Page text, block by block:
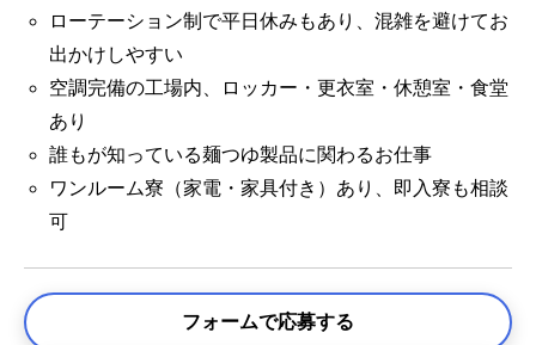
ローテーション制で平日休みもあり、混雑を避けてお
出かけしやすい
空調完備の工場内、ロッカー・更衣室・休憩室・食堂
あり
誰もが知っている麺つゆ製品に関わるお仕事
ワンルーム寮（家電・家具付き）あり、即入寮も相談
可
フォームで応募する